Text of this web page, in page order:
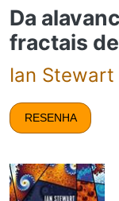
Da
fractais
Ian Stewart
RESENHA